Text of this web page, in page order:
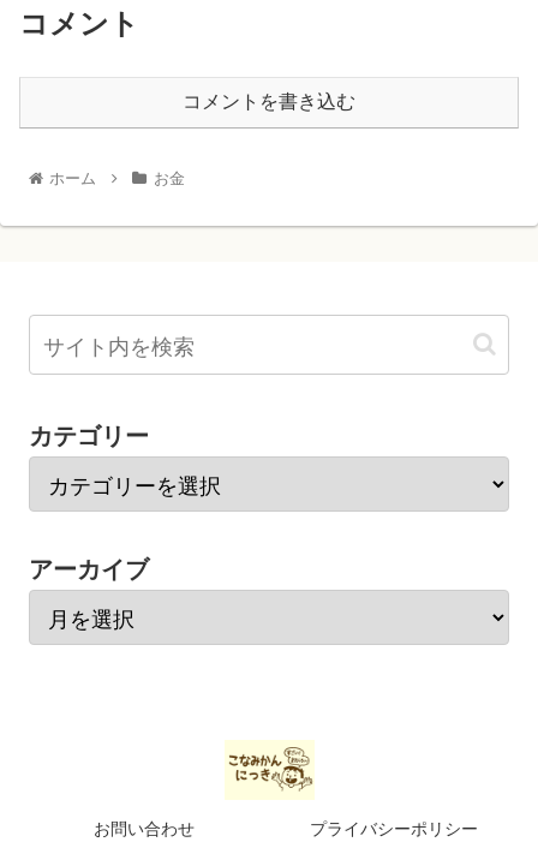
コメント
コメントを書き込む
ホーム お金
カテゴリー
アーカイブ
お問い合わせ プライバシーポリシー